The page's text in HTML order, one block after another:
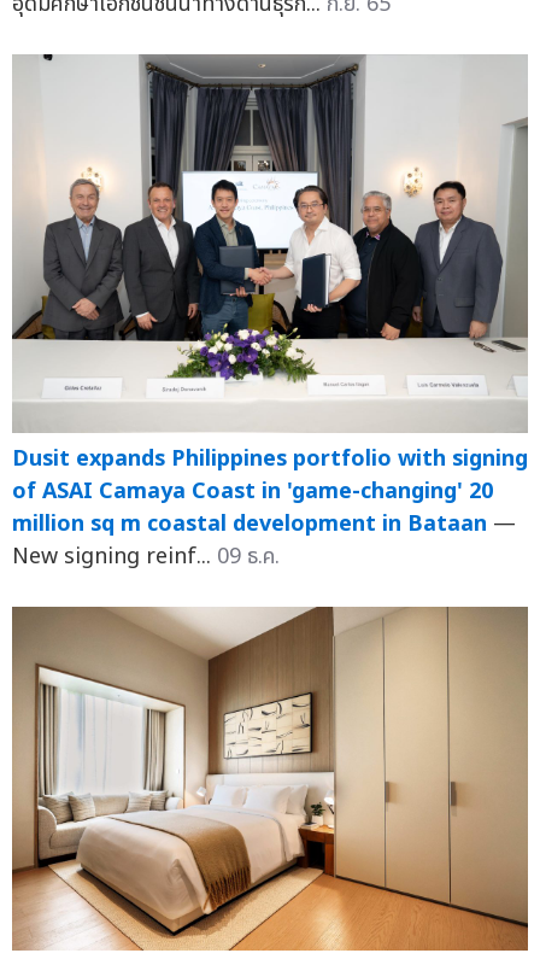
Dusit expands Philippines portfolio with signing
of ASAI Camaya Coast in 'game-changing' 20
million sq m coastal development in Bataan —
New signing reinf... 09 ธ.ค.